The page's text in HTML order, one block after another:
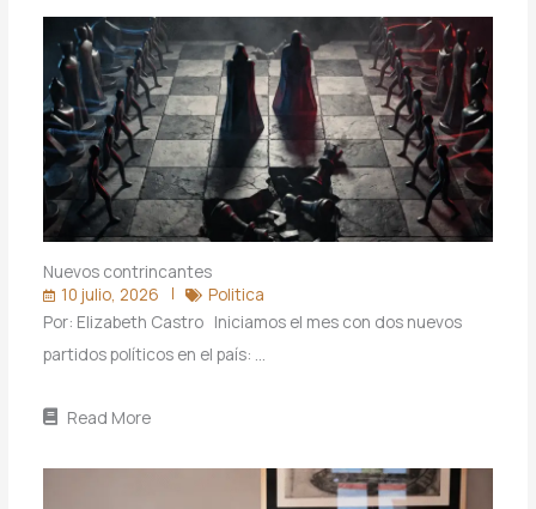
Nuevos contrincantes
10 julio, 2026
Politica
Por: Elizabeth Castro Iniciamos el mes con dos nuevos
partidos políticos en el país: …
Read More